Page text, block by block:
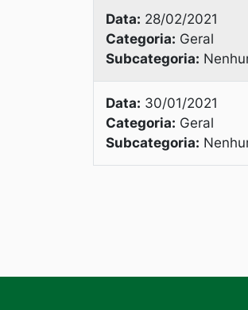
Data: 28/02/2021
Categoria: Geral
Subcategoria:
Data: 30/01/2021
Categoria: Geral
Subcategoria: